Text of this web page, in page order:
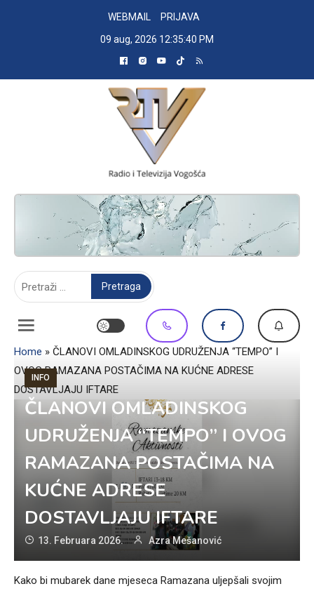
WEBMAIL
PRIJAVA
09 aug, 2026 12:35:41 PM
RADIO TELEVIZIJA VOGOŠĆA
Home » ČLANOVI OMLADINSKOG UDRUŽENJA “TEMPO” I
OVOG RAMAZANA POSTAČIMA NA KUĆNE ADRESE
DOSTAVLJAJU IFTARE
INFO
ČLANOVI OMLADINSKOG
UDRUŽENJA “TEMPO” I OVOG
RAMAZANA POSTAČIMA NA
KUĆNE ADRESE
DOSTAVLJAJU IFTARE
13. Februara 2026. Azra Mešanović
Kako bi mubarek dane mjeseca Ramazana uljepšali svojim